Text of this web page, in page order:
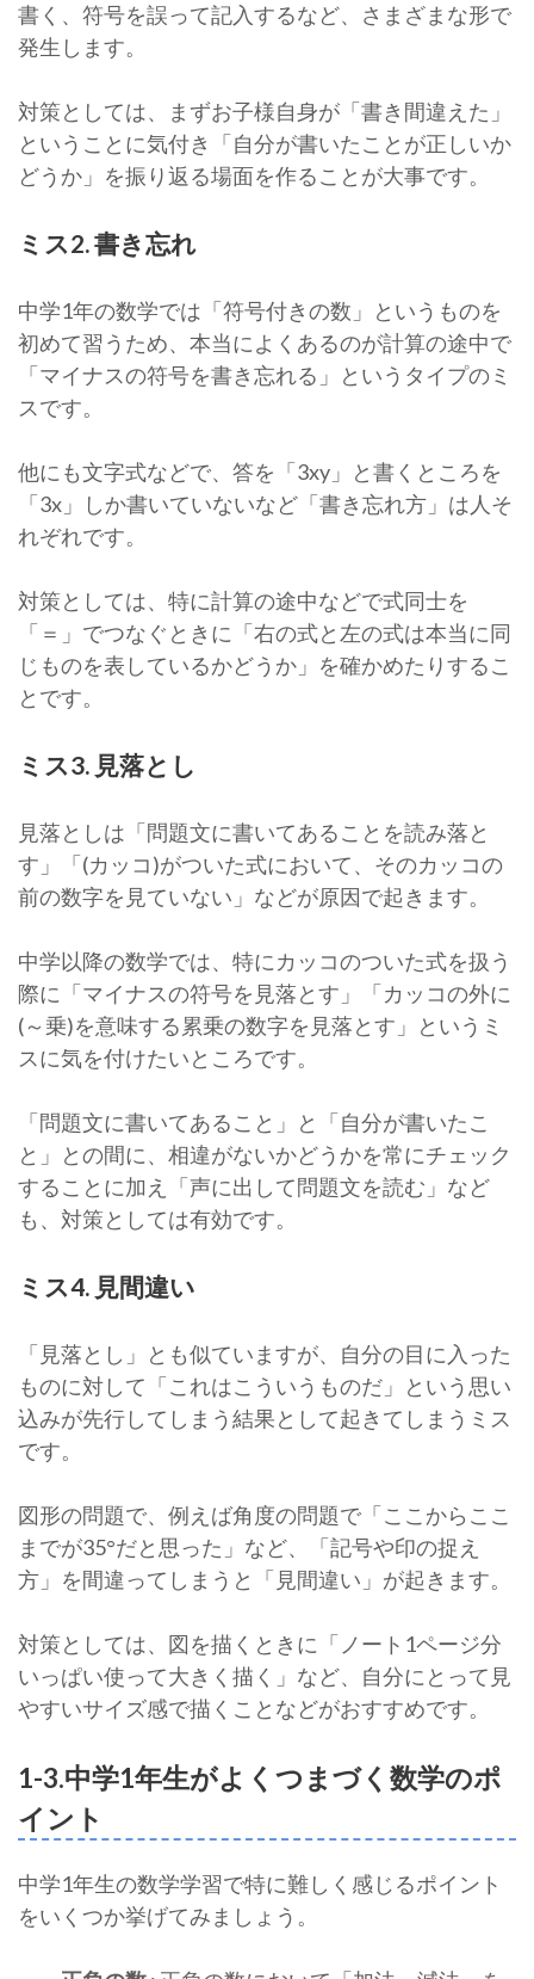
書く、符号を誤って記入するなど、さまざまな形で
発生します。
対策としては、まずお子様自身が「書き間違えた」
ということに気付き「自分が書いたことが正しいか
どうか」を振り返る場面を作ることが大事です。
ミス2. 書き忘れ
中学1年の数学では「符号付きの数」というものを
初めて習うため、本当によくあるのが計算の途中で
「マイナスの符号を書き忘れる」というタイプのミ
スです。
他にも文字式などで、答を「3xy」と書くところを
「3x」しか書いていないなど「書き忘れ方」は人そ
れぞれです。
対策としては、特に計算の途中などで式同士を
「＝」でつなぐときに「右の式と左の式は本当に同
じものを表しているかどうか」を確かめたりするこ
とです。
ミス3. 見落とし
見落としは「問題文に書いてあることを読み落と
す」「(カッコ)がついた式において、そのカッコの
前の数字を見ていない」などが原因で起きます。
中学以降の数学では、特にカッコのついた式を扱う
際に「マイナスの符号を見落とす」「カッコの外に
(～乗)を意味する累乗の数字を見落とす」というミ
スに気を付けたいところです。
「問題文に書いてあること」と「自分が書いたこ
と」との間に、相違がないかどうかを常にチェック
することに加え「声に出して問題文を読む」など
も、対策としては有効です。
ミス4. 見間違い
「見落とし」とも似ていますが、自分の目に入った
ものに対して「これはこういうものだ」という思い
込みが先行してしまう結果として起きてしまうミス
です。
図形の問題で、例えば角度の問題で「ここからここ
までが35°だと思った」など、「記号や印の捉え
方」を間違ってしまうと「見間違い」が起きます。
対策としては、図を描くときに「ノート1ページ分
いっぱい使って大きく描く」など、自分にとって見
やすいサイズ感で描くことなどがおすすめです。
1-3.中学1年生がよくつまづく数学のポ
イント
中学1年生の数学学習で特に難しく感じるポイント
をいくつか挙げてみましょう。